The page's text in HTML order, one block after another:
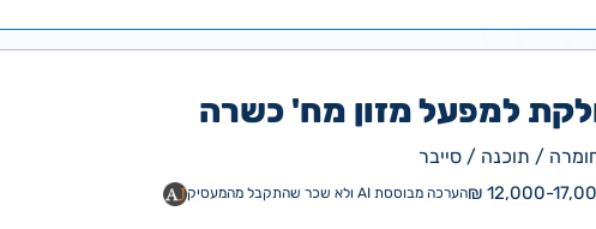
למפעל מזון מח' כשרה
/ תוכנה / סייבר
12,000- הערכה מבוססת AI ולא שכר שהתקבל מהמעסיק